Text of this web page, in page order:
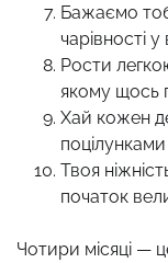
Бажаємо
чарівності
Рости
якому щось
Хай кожен
Твоя
початок
Чотири місяці —